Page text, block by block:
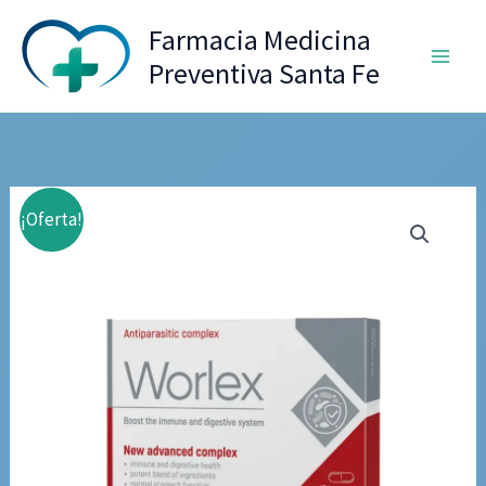
contenido
Farmacia Medicina
Preventiva Santa Fe
¡Oferta!